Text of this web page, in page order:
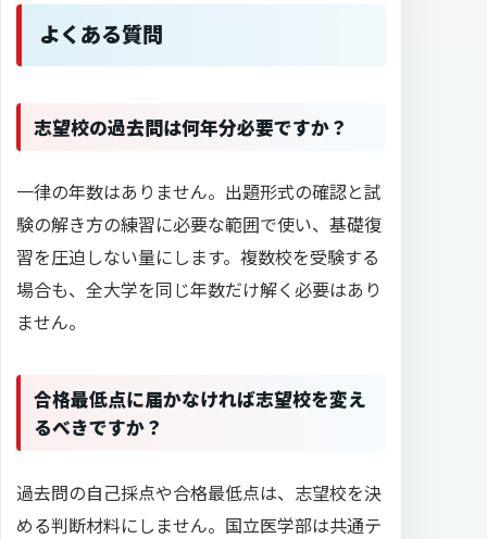
よくある質問
志望校の過去問は何年分必要ですか？
一律の年数はありません。出題形式の確認と試
験の解き方の練習に必要な範囲で使い、基礎復
習を圧迫しない量にします。複数校を受験する
場合も、全大学を同じ年数だけ解く必要はあり
ません。
合格最低点に届かなければ志望校を変え
るべきですか？
過去問の自己採点や合格最低点は、志望校を決
める判断材料にしません。国立医学部は共通テ